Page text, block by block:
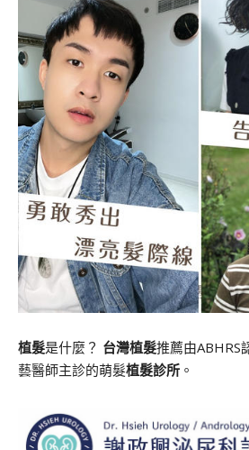
植髮是什麼？ 台灣植髮推薦由ABHRS
藝醫師主診的萌髮植髮診所 。